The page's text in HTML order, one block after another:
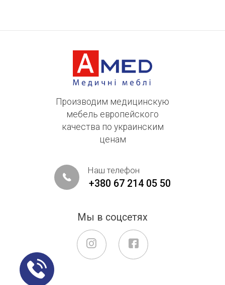
Производим медицинскую
мебель европейского
качества по украинским
ценам
Наш телефон
+380 67 214 05 50
Мы в соцсетях